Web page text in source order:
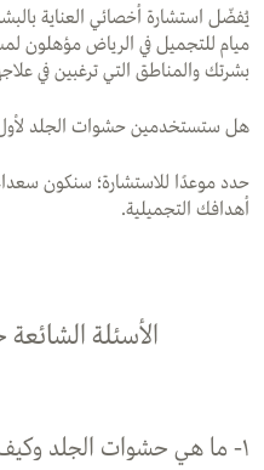
يُفضّل استشارة أخصائي العناية
ميام للتجميل في الرياض مؤهلون
بشرتك والمناطق التي ترغبين في
هل ستستخدمين حشوات الجلد
حدد موعدًا للاستشارة؛ سنكون
أهدافك التجميلية.
الأسئلة
١- ما هي حشوات الجلد وكيف تعمل؟